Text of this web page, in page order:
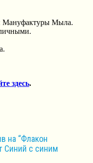
Мануфактуры Мыла.
здесь.
на “Флакон
Синий с синим